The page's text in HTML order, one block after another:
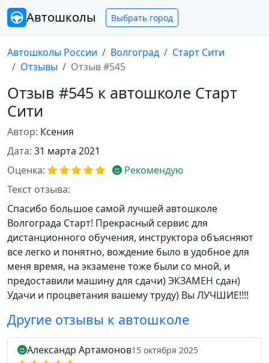
Автошколы Выбрать город
Автошколы России Волгоград
Старт Сити
Отзывы
Отзыв #545
Отзыв #545 к автошколе Старт
Сити
Автор: Ксения
Дата: 31 марта 2021
Оценка:
Рекомендую
Текст отзыва:
Спасибо большое самой лучшей автошколе
Волгограда Старт! Прекрасный сервис для
дистанционного обучения, инструктора объясняют
все легко и понятно, вождение было в удобное для
меня время, на экзамене тоже были со мной, и
предоставили машину для сдачи) ЭКЗАМЕН сдан)
Удачи и процветания вашему труду) Вы ЛУЧШИЕ!!!!
Другие отзывы к автошколе
Александр Артамонов15 октября 2025